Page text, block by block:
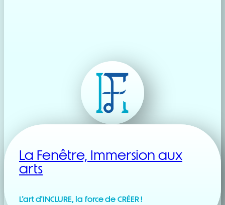
La Fenêtre, Immersion aux
arts
L'art d'INCLURE, la force de CRÉER !